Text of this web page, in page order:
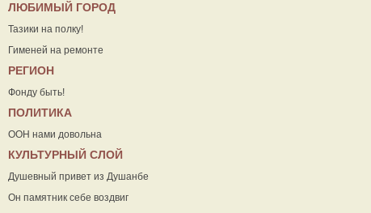
ЛЮБИМЫЙ ГОРОД
Тазики на полку!
Гименей на ремонте
РЕГИОН
Фонду быть!
ПОЛИТИКА
ООН нами довольна
КУЛЬТУРНЫЙ СЛОЙ
Душевный привет из Душанбе
Он памятник себе воздвиг